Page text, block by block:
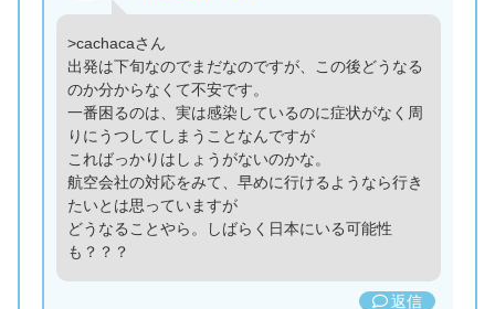
>cachacaさん
出発は下旬なのでまだなのですが、この後どうなる
のか分からなくて不安です。
一番困るのは、実は感染しているのに症状がなく周
りにうつしてしまうことなんですが
こればっかりはしょうがないのかな。
航空会社の対応をみて、早めに行けるようなら行き
たいとは思っていますが
どうなることやら。しばらく日本にいる可能性
も？？？
返信